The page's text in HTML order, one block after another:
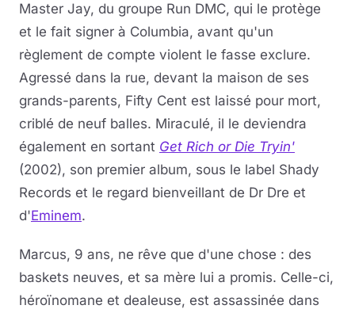
Master Jay, du groupe Run DMC, qui le protège
et le fait signer à Columbia, avant qu'un
règlement de compte violent le fasse exclure.
Agressé dans la rue, devant la maison de ses
grands-parents, Fifty Cent est laissé pour mort,
criblé de neuf balles. Miraculé, il le deviendra
également en sortant Get Rich or Die Tryin'
(2002), son premier album, sous le label Shady
Records et le regard bienveillant de Dr Dre et
d'Eminem.
Marcus, 9 ans, ne rêve que d'une chose : des
baskets neuves, et sa mère lui a promis. Celle-ci,
héroïnomane et dealeuse, est assassinée dans